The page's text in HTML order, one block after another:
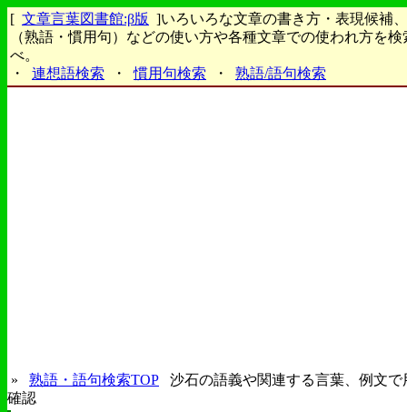
[ 文章言葉図書館:β版 ]いろいろな文章の書き方・表現候補
（熟語・慣用句）などの使い方や各種文章での使われ方を検
べ。
・
連想語検索 ・ 慣用句検索 ・ 熟語/語句検索
» 熟語・語句検索TOP
沙石の語義や関連する言葉、例文で
確認